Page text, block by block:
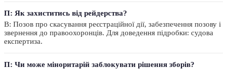
П: Як захиститись від рейдерства?
В: Позов про скасування реєстраційної дії, забезпечення позову і
звернення до правоохоронців. Для доведення підробки: судова
експертиза.
П: Чи може міноритарій заблокувати рішення зборів?